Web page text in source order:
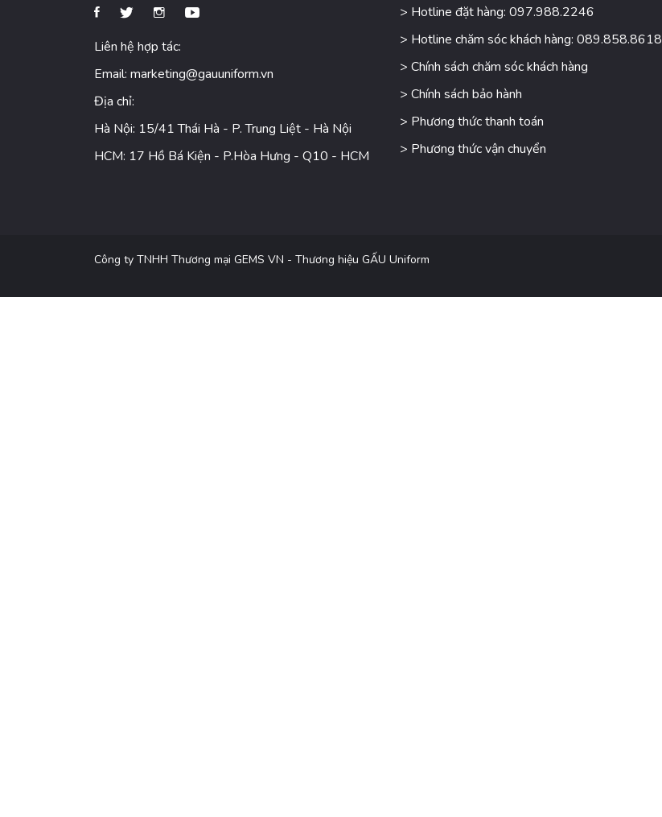
Liên hệ hợp tác:
Email: marketing@gauuniform.vn
Địa chỉ:
Hà Nội: 15/41 Thái Hà - P. Trung Liệt - Hà Nội
HCM: 17 Hồ Bá Kiện - P.Hòa Hưng - Q10 - HCM
> Hotline đặt hàng: 097.988.2246
> Hotline chăm sóc khách hàng: 089.858.8618
> Chính sách chăm sóc khách hàng
> Chính sách bảo hành
> Phương thức thanh toán
> Phương thức vận chuyển
Công ty TNHH Thương mại GEMS VN - Thương hiệu GẤU Uniform